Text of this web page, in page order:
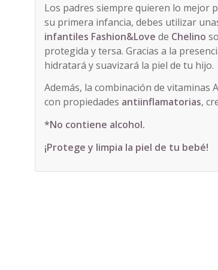
Los padres siempre quieren lo mejor
su primera infancia, debes utilizar
infantiles Fashion&Lovede Chelino
protegida y tersa. Gracias a la
hidratará y suavizará la piel de tu hijo.
Además, la combinación de vitaminas
con propiedades antiinflamatorias,
*No contiene alcohol.
¡Protege y limpia la piel de tu bebé!